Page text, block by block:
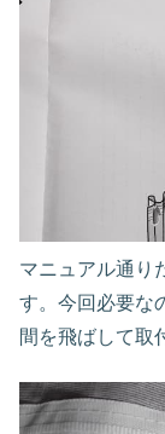
マニュアル通り
す。今回必要な
間を飛ばして取